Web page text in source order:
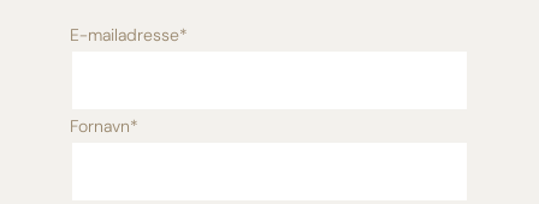
E-mailadresse*
Fornavn*